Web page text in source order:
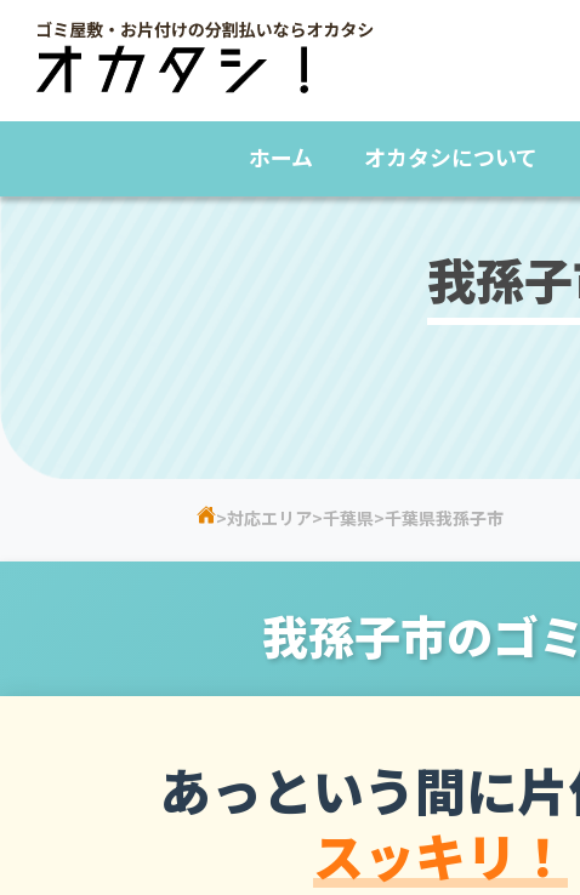
ホーム オカタシについて
我孫
対応エリア 千葉県 千葉県我孫子市
我孫子市のゴ
あっという間に
スッキリ！